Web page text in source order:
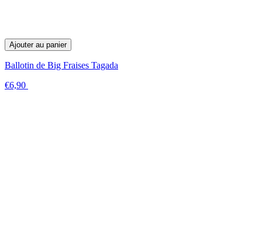
Ajouter au panier
Ballotin de Big Fraises Tagada
€6,90